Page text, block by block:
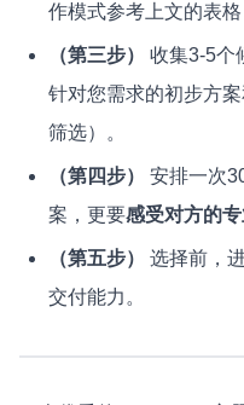
作模式参考上文的表
（第三步）
收集3-5个
针对您需求的初步方
筛选）。
（第四步）
安排一次
案，更要感受对方的
（第五步）
选择前，
交付能力。